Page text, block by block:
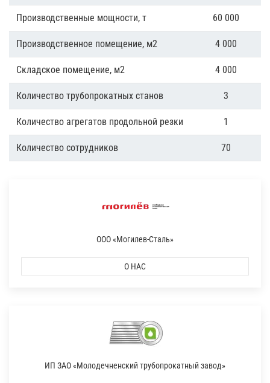
Производственные мощности, т 60 000
Производственное помещение, м2 4 000
Складское помещение, м2 4 000
Количество трубопрокатных станов 3
Количество агрегатов продольной резки 1
Количество сотрудников 70
ООО «Могилев-Сталь»
О НАС
ИП ЗАО «Молодечненский трубопрокатный завод»